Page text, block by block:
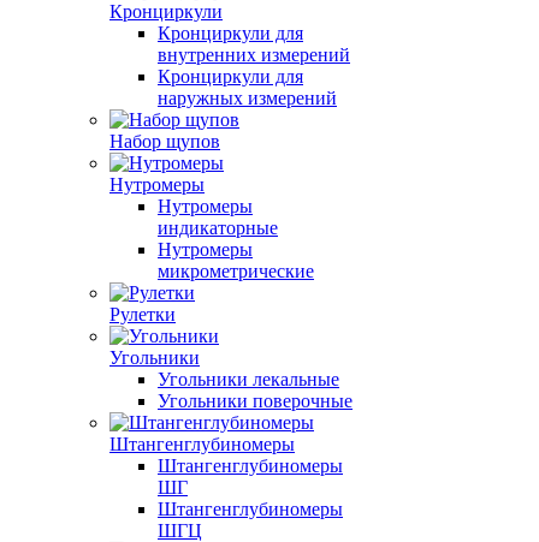
Кронциркули
Кронциркули для
внутренних измерений
Кронциркули для
наружных измерений
Набор щупов
Нутромеры
Нутромеры
индикаторные
Нутромеры
микрометрические
Рулетки
Угольники
Угольники лекальные
Угольники поверочные
Штангенглубиномеры
Штангенглубиномеры
ШГ
Штангенглубиномеры
ШГЦ